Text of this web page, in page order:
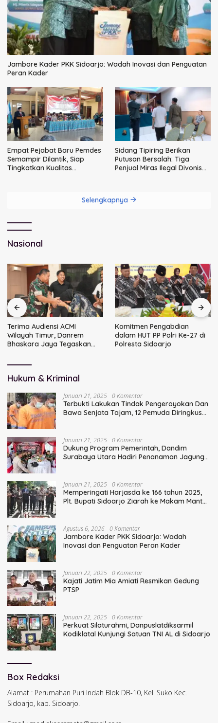
Jambore Kader PKK Sidoarjo: Wadah Inovasi dan Penguatan
Peran Kader
Empat Pejabat Baru Pemdes
Semampir Dilantik, Siap
Tingkatkan Kualitas
Sidang Tipiring Berikan
Putusan Bersalah: Tiga
Penjual Miras Ilegal Divonis
Selengkapnya
Nasional
Terima Audiensi ACMI
Wilayah Timur, Danrem
Bhaskara Jaya Tegaskan
Komitmen Pengabdian
dalam HUT PP Polri Ke-27 di
Polresta Sidoarjo
Hukum & Kriminal
Januari 21, 2025 0 Komentar
Terbukti Lakukan Tindak Pengeroyokan Dan
Bawa Senjata Tajam, 12 Pemuda Diringkus
Januari 21, 2025 0 Komentar
Dukung Program Pemerintah, Dandim
Surabaya Utara Hadiri Penanaman Jagung
Januari 21, 2025 0 Komentar
Memperingati Harjasda ke 166 tahun 2025,
Plt. Bupati Sidoarjo Ziarah ke Makam Mantan
Agustus 6, 2026 0 Komentar
Jambore Kader PKK Sidoarjo: Wadah
Inovasi dan Penguatan Peran Kader
Januari 22, 2025 0 Komentar
Kajati Jatim Mia Amiati Resmikan Gedung
PTSP
Januari 22, 2025 0 Komentar
Perkuat Silaturahmi, Danpuslatdiksarmil
Kodiklatal Kunjungi Satuan TNI AL di Sidoarjo
Box Redaksi
Alamat : Perumahan Puri Indah Blok DB-10, Kel. Suko Kec.
Sidoarjo, kab. Sidoarjo.